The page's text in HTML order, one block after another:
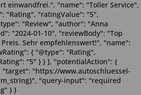
einwandfrei.", "name": "Toller Service",
"Rating", "ratingValue": "5",
"Review", "author": "Anna
"2024-01-10", "reviewBody": "Top
Sehr empfehlenswert!", "name":
{ "@type": "Rating",
"5" } } ], "potentialAction": {
"target": "https://www.autoschluessel-
"query-input": "required
} }